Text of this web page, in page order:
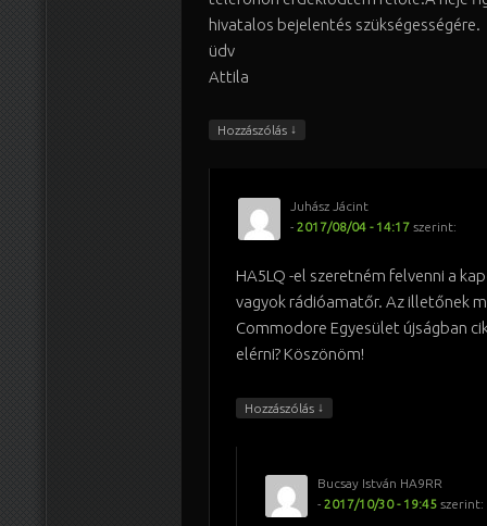
hivatalos bejelentés szükségességére.
üdv
Attila
Hozzászólás ↓
Juhász Jácint
- 2017/08/04 - 14:17 szerint:
HA5LQ -el szeretném felvenni a
vagyok rádióamatőr. Az illetőnek
Commodore Egyesület újságban
elérni? Köszönöm!
Hozzászólás ↓
Bucsay István HA9RR
-2017/10/30 - 19:45 szerint: